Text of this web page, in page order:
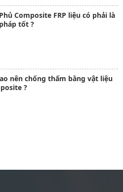
Composite FRP liệu có phải là
tốt ?
nên chống thấm bằng vật liệu
?